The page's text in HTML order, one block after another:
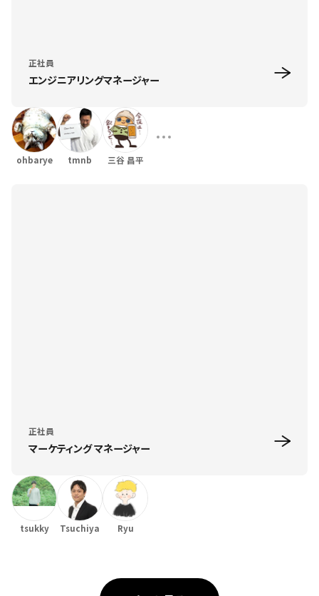
正社員
エンジニアリングマネージャー
ohbarye tmnb 三谷 昌平
正社員
マーケティング マネージャー
tsukky Tsuchiya Ryu